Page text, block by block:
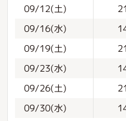
09/12(土)
09/16(水)
09/19(土)
09/23(水)
09/26(土)
09/30(水)